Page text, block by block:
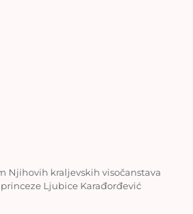
Njihovih kraljevskih visočanstava
Ljubice Karađorđević